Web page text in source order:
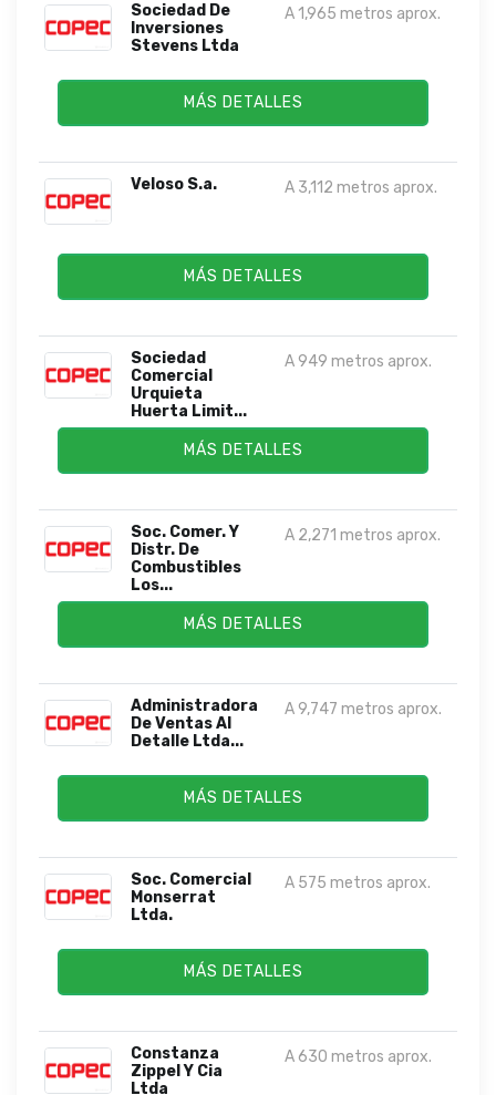
Sociedad De
Inversiones
Stevens Ltda
A 1,965 metros aprox.
MÁS DETALLES
Veloso S.a. A 3,112 metros aprox.
MÁS DETALLES
Sociedad
Comercial
Urquieta
Huerta Limit...
A 949 metros aprox.
MÁS DETALLES
Soc. Comer. Y
Distr. De
Combustibles
Los...
A 2,271 metros aprox.
MÁS DETALLES
Administradora
De Ventas Al
Detalle Ltda...
A 9,747 metros aprox.
MÁS DETALLES
Soc. Comercial
Monserrat
Ltda.
A 575 metros aprox.
MÁS DETALLES
Constanza
Zippel Y Cia
Ltda
A 630 metros aprox.